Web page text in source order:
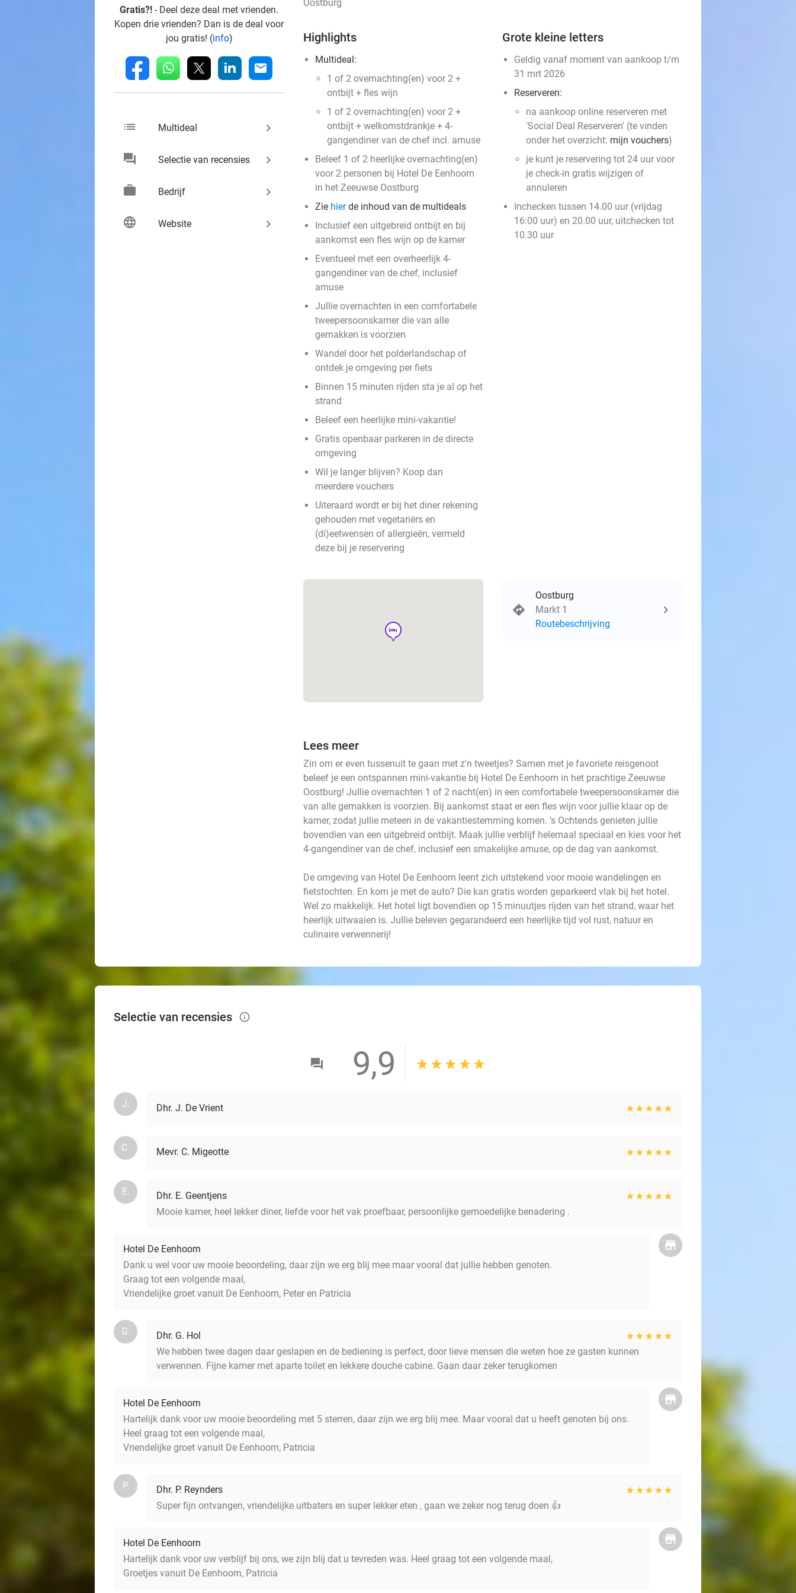
Gratis?! - Deel deze deal met vrienden.
Kopen drie vrienden? Dan is de deal voor
jou gratis! (info)
fb whatsapp linkedin mail
list Multideal keyboard_arrow_right
chat Selectie van recensies keyboard_arrow_right
work Bedrijf keyboard_arrow_right
language Website keyboard_arrow_right
Oostburg
Highlights
Multideal:
1 of 2 overnachting(en) voor 2 +
ontbijt + fles wijn
1 of 2 overnachting(en) voor 2 +
ontbijt + welkomstdrankje + 4-
gangendiner van de chef incl. amuse
Beleef 1 of 2 heerlijke overnachting(en)
voor 2 personen bij Hotel De Eenhoorn
in het Zeeuwse Oostburg
Zie hierde inhoud van de multideals
Inclusief een uitgebreid ontbijt en bij
aankomst een fles wijn op de kamer
Eventueel met een overheerlijk 4-
gangendiner van de chef, inclusief
amuse
Jullie overnachten in een comfortabele
tweepersoonskamer die van alle
gemakken is voorzien
Wandel door het polderlandschap of
ontdek je omgeving per fiets
Binnen 15 minuten rijden sta je al op het
strand
Beleef een heerlijke mini-vakantie!
Gratis openbaar parkeren in de directe
omgeving
Wil je langer blijven? Koop dan
meerdere vouchers
Uiteraard wordt er bij het diner rekening
gehouden met vegetariërs en
(di)eetwensen of allergieën, vermeld
deze bij je reservering
Grote kleine letters
Geldig vanaf moment van aankoop t/m
31 mrt 2026
Reserveren:
na aankoop online reserveren met
'Social Deal Reserveren' (te vinden
onder het overzicht: mijn vouchers)
je kunt je reservering tot 24 uur voor
je check-in gratis wijzigen of
annuleren
Inchecken tussen 14.00 uur (vrijdag
16:00 uur) en 20.00 uur, uitchecken tot
10.30 uur
hotel
Oostburg
Markt 1
Routebeschrijving
Lees meer
Zin om er even tussenuit te gaan met z'n tweetjes? Samen met je favoriete reisgenoot
beleef je een ontspannen mini-vakantie bij Hotel De Eenhoorn in het prachtige Zeeuwse
Oostburg! Jullie overnachten 1 of 2 nacht(en) in een comfortabele tweepersoonskamer die
van alle gemakken is voorzien. Bij aankomst staat er een fles wijn voor jullie klaar op de
kamer, zodat jullie meteen in de vakantiestemming komen. 's Ochtends genieten jullie
bovendien van een uitgebreid ontbijt. Maak jullie verblijf helemaal speciaal en kies voor het
4-gangendiner van de chef, inclusief een smakelijke amuse, op de dag van aankomst.
De omgeving van Hotel De Eenhoorn leent zich uitstekend voor mooie wandelingen en
fietstochten. En kom je met de auto? Die kan gratis worden geparkeerd vlak bij het hotel.
Wel zo makkelijk. Het hotel ligt bovendien op 15 minuutjes rijden van het strand, waar het
heerlijk uitwaaien is. Jullie beleven gegarandeerd een heerlijke tijd vol rust, natuur en
culinaire verwennerij!
Selectie van recensies info_outlined
9,9
J. Dhr. J. De Vrient
C. Mevr. C. Migeotte
E.
Dhr. E. Geentjens
Mooie kamer, heel lekker diner, liefde voor het vak proefbaar, persoonlijke gemoedelijke benadering .
Hotel De Eenhoorn
Dank u wel voor uw mooie beoordeling, daar zijn we erg blij mee maar vooral dat jullie hebben genoten.
Graag tot een volgende maal,
Vriendelijke groet vanuit De Eenhoorn, Peter en Patricia
G.
Dhr. G. Hol
We hebben twee dagen daar geslapen en de bediening is perfect, door lieve mensen die weten hoe ze gasten kunnen
verwennen. Fijne kamer met aparte toilet en lekkere douche cabine. Gaan daar zeker terugkomen
Hotel De Eenhoorn
Hartelijk dank voor uw mooie beoordeling met 5 sterren, daar zijn we erg blij mee. Maar vooral dat u heeft genoten bij ons.
Heel graag tot een volgende maal,
Vriendelijke groet vanuit De Eenhoorn, Patricia
P.
Dhr. P. Reynders
Super fijn ontvangen, vriendelijke uitbaters en super lekker eten , gaan we zeker nog terug doen 👍
Hotel De Eenhoorn
Hartelijk dank voor uw verblijf bij ons, we zijn blij dat u tevreden was. Heel graag tot een volgende maal,
Groetjes vanuit De Eenhoorn, Patricia